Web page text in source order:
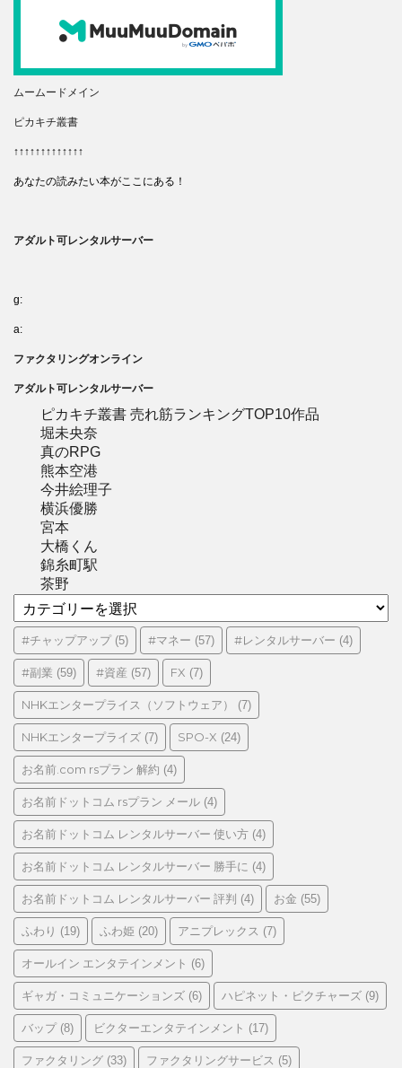
ムームードメイン
ピカキチ叢書
↑↑↑↑↑↑↑↑↑↑↑↑↑
あなたの読みたい本がここにある！
アダルト可レンタルサーバー
g:
a:
ファクタリングオンライン
アダルト可レンタルサーバー
ピカキチ叢書 売れ筋ランキングTOP10作品
堀未央奈
真のRPG
熊本空港
今井絵理子
横浜優勝
宮本
大橋くん
錦糸町駅
茶野
テ
ゴ
リ
ー
#チャップアップ(5) #マネー (57) #レンタルサーバー (4)
#副業 (59) #資産 (57) FX (7)
NHKエンタープライス（ソフトウェア） (7)
NHKエンタープライズ (7) SPO-X (24)
お名前.com rsプラン 解約 (4)
お名前ドットコム rsプラン メール (4)
お名前ドットコム レンタルサーバー 使い方 (4)
お名前ドットコム レンタルサーバー 勝手に (4)
お名前ドットコム レンタルサーバー 評判 (4) お金 (55)
ふわり (19) ふわ姫 (20) アニプレックス (7)
オールイン エンタテインメント (6)
ギャガ・コミュニケーションズ (6) ハピネット・ピクチャーズ (9)
バップ(8) ビクターエンタテインメント (17)
ファクタリング (33) ファクタリングサービス (5)